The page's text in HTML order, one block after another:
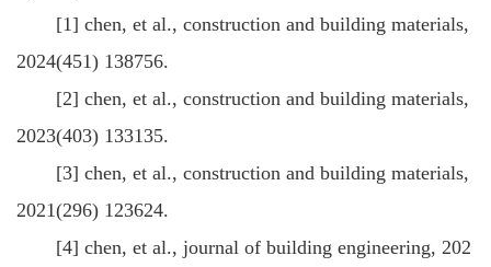
[1] chen, et al., construction and building materials,
2024(451) 138756.
[2] chen, et al., construction and building materials,
2023(403) 133135.
[3] chen, et al., construction and building materials,
2021(296) 123624.
[4] chen, et al., journal of building engineering, 202